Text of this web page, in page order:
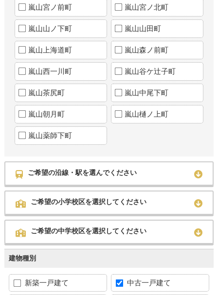
嵐山宮ノ前町 嵐山宮ノ北町
嵐山山ノ下町 嵐山山田町
嵐山上海道町 嵐山森ノ前町
嵐山西一川町 嵐山谷ケ辻子町
嵐山茶尻町 嵐山中尾下町
嵐山朝月町 嵐山樋ノ上町
嵐山薬師下町
ご希望の沿線・駅を選んでください
ご希望の小学校区を選択してください
ご希望の中学校区を選択してください
建物種別
新築一戸建て 中古一戸建て